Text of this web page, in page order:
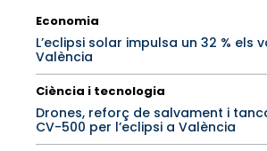
Economia
L’eclipsi solar impulsa un 32 % els
València
Ciència i tecnologia
Drones, reforç de salvament i
CV-500 per l’eclipsi a València